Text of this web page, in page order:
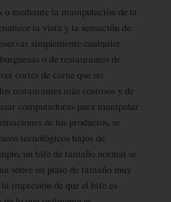
o mediante la manipulación de la
la vista y la sensación de
simplemente cualquier
o de restaurantes de
cortes de carne que no
restaurantes más costosos y de
computadoras para manipular
de los productos, se
tecnológicos bajos de
un bife de tamaño normal se
sobre un plato de tamaño muy
impresión de que el bife es